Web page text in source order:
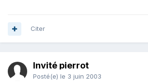
Citer
Invité pierrot
Posté(e) le 3 juin 2003